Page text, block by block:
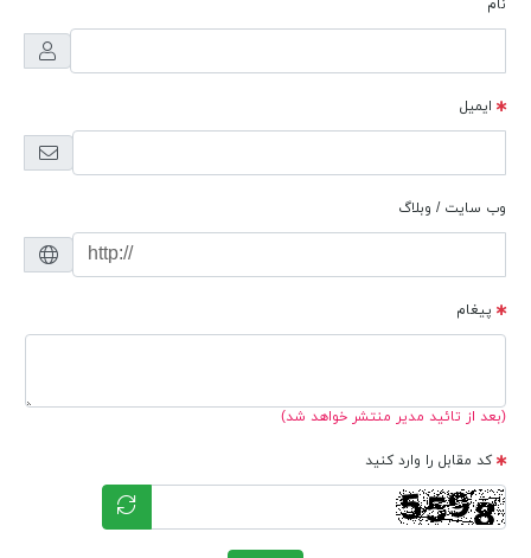
نام
ایمیل
وب سایت / وبلاگ
پیغام
(بعد از تائید مدیر منتشر خواهد شد)
کد مقابل را وارد کنید